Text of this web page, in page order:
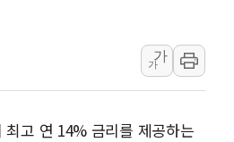
폐기물 수거하다 참변…60대
서울 중랑구 주택가서 흉기 난
李대통령 "결혼 때문에 손해 보
여수 오동도 인근 해상서 모터
가
가
고 연 14% 금리를 제공하는